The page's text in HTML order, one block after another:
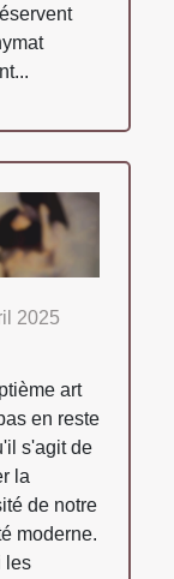
2025
art
en reste
s'agit de
la
de notre
moderne.
les